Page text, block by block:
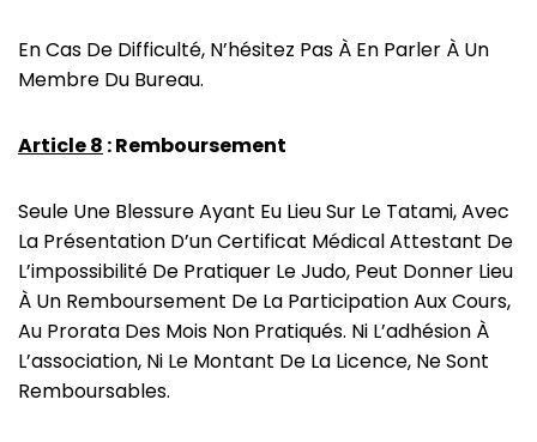
En Cas De Difficulté, N’hésitez Pas À En Parler À Un
Membre Du Bureau.
Article 8 : Remboursement
Seule Une Blessure Ayant Eu Lieu Sur Le Tatami, Avec
La Présentation D’un Certificat Médical Attestant De
L’impossibilité De Pratiquer Le Judo, Peut Donner Lieu
À Un Remboursement De La Participation Aux Cours,
Au Prorata Des Mois Non Pratiqués. Ni L’adhésion À
L’association, Ni Le Montant De La Licence, Ne Sont
Remboursables.